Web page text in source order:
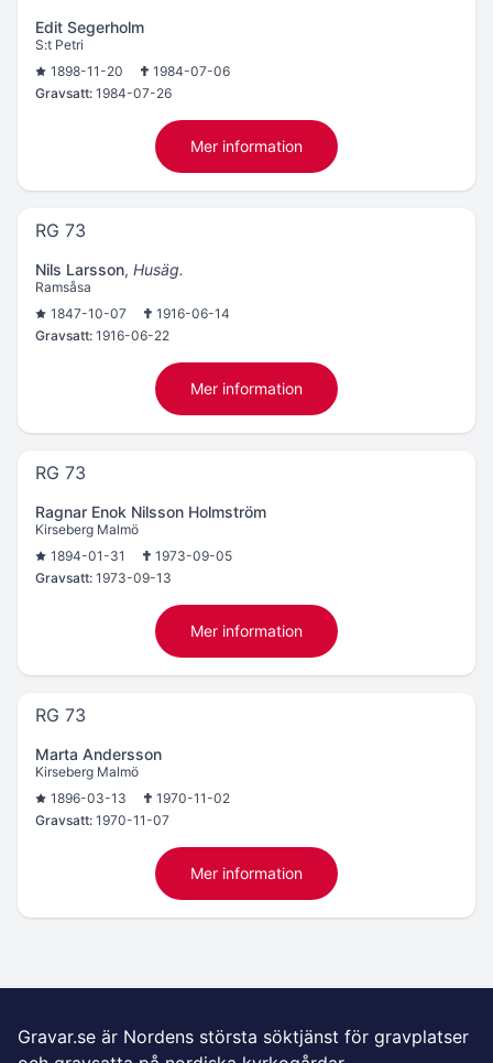
Edit Segerholm
S:t Petri
1898-11-20
1984-07-06
Gravsatt: 1984-07-26
Mer information
RG 73
Nils Larsson, Husäg.
Ramsåsa
1847-10-07
1916-06-14
Gravsatt: 1916-06-22
Mer information
RG 73
Ragnar Enok Nilsson Holmström
Kirseberg Malmö
1894-01-31
1973-09-05
Gravsatt: 1973-09-13
Mer information
RG 73
Marta Andersson
Kirseberg Malmö
1896-03-13
1970-11-02
Gravsatt: 1970-11-07
Mer information
Gravar.se är Nordens största söktjänst för gravplatser